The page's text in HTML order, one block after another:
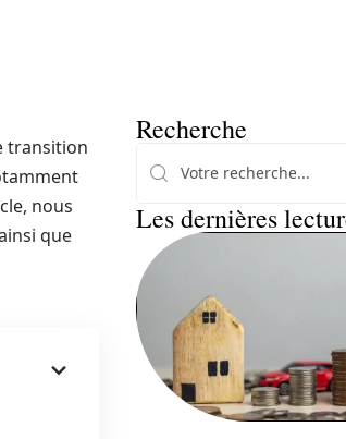
transition
nous
que
Recherche
Les dernières